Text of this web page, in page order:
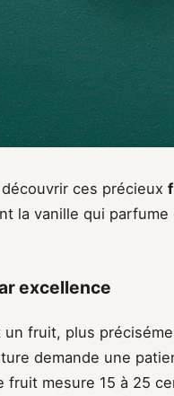
ces précieux
la vanille qui
excellence
fruit, plus
demande une
fruit mesure 15 à 25